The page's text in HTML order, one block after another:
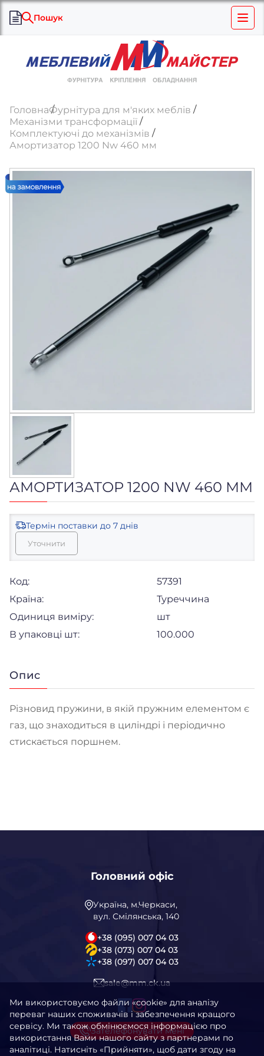
Пошук
ГоловнаФурнітура для м'яких меблів
Механізми трансформації
Комплектуючі до механізмів
Амортизатор 1200 Nw 460 мм
АМОРТИЗАТОР 1200 NW 460 ММ
Термін поставки до 7 днів
Уточнити
Код:
57391
Країна:
Туреччина
Одиниця виміру:
шт
В упаковці шт:
100.000
Опис
Різновид пружини, в якій пружним елементом є
газ, що знаходиться в циліндрі і періодично
стискається поршнем.
Головний офіс
Україна, м.Черкаси,
вул. Смілянська, 140
+38 (095) 007 04 03
+38 (073) 007 04 03
+38 (097) 007 04 03
sale@mm.ck.ua
Зателефонувати мені
Ми використовуємо файли «cookie» для аналізу
переваг наших споживачів і забезпечення кращого
сервісу. Ми також обмінюємося інформацією про
використання Вами нашого сайту з партнерами по
аналітиці. Натисніть «Прийняти», щоб дати згоду на